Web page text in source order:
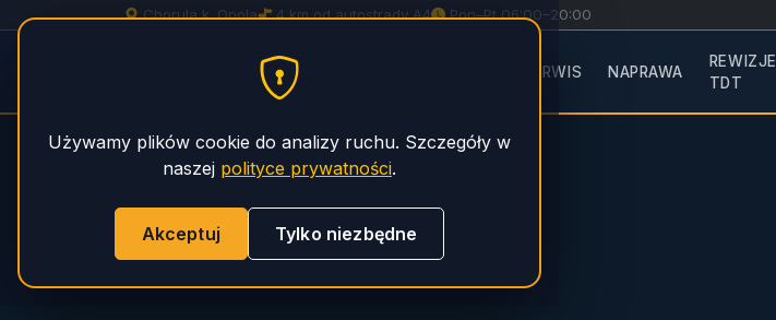
Chorula k. Opola 4 km od autostrady A4 Pon–Pt 06:00–20:00
Pompy do Betonu — Serwis
PHS Magnum
SERWIS NAPRAWA
REWIZJE
TDT
Używamy plików cookie do analizy ruchu. Szczegóły w
naszej polityce prywatności.
Akceptuj Tylko niezbędne